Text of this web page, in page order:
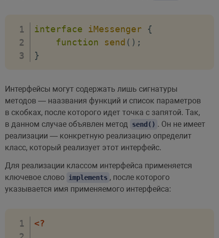
interface iMessenger
{
function
send ( ) ;
}
Интерфейсы могут содержать лишь сигнатуры
методов — наазвания функций и список параметров
в скобках, после которого идет точка с запятой. Так,
в данном случае объявлен метод
send() . Он не имеет
реализации — конкретную реализацию определит
класс, который реализует этот интерфейс.
Для реализации классом интерфейса применяется
ключевое слово implements , после которого
указывается имя применяемого интерфейса:
<?